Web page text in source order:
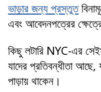
ভাড়ার জন্য প্রস্তুত
এবং আবেদনপত্রের
কিছু লটারি NYC-এর
যাদের প্রতিবন্ধীতা
পাড়ায় থাকেন।